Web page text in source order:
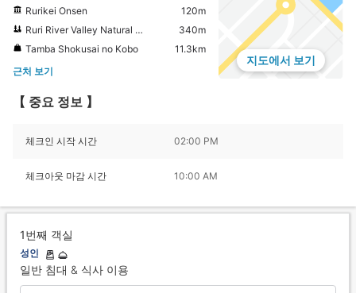
Rurikei Onsen
120m
Ruri River Valley Natural Park
340m
Tamba Shokusai no Kobo
11.3km
근처 보기
지도에서 보기
【 중요 정보 】
체크인 시작 시간 02:00 PM
체크아웃 마감 시간 10:00 AM
1번째 객실
성인
일반 침대 & 식사 이용